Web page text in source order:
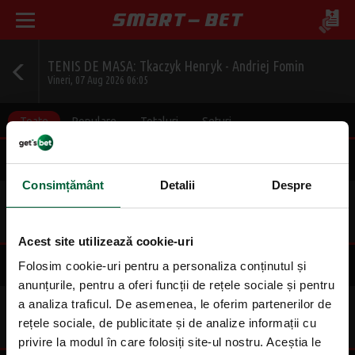
Consimțământ Detalii Despre
Acest site utilizează cookie-uri
Folosim cookie-uri pentru a personaliza conținutul și
anunțurile, pentru a oferi funcții de rețele sociale și pentru
a analiza traficul. De asemenea, le oferim partenerilor de
rețele sociale, de publicitate și de analize informații cu
privire la modul în care folosiți site-ul nostru. Aceștia le
TENIS DE MASA: Tkaczyk Henryk - Andriej Fomin
Vineri, 07 Aug 2026 06:05
Toate Populare Totaluri Seturi
Final
1
Set 1 Total puncte Par/Impar
Impar
2.36
Par
1.45